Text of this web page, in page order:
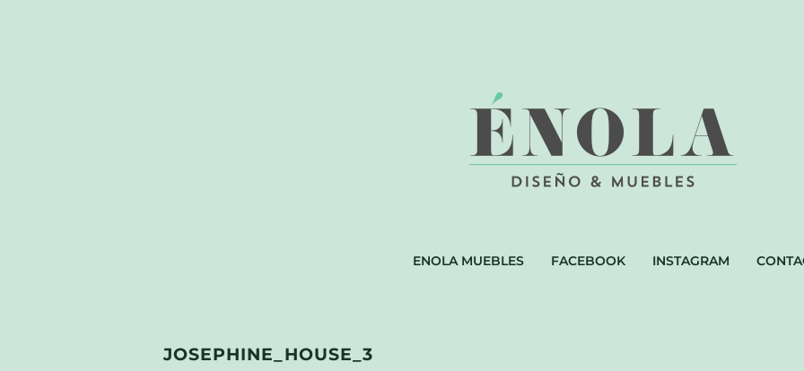
ENOLA MUEBLES FACEBOOK INSTAGRAM
JOSEPHINE_HOUSE_3